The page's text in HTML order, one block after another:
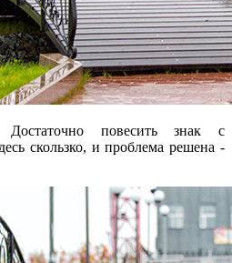
повесить знак с
скользко, и проблема решена -